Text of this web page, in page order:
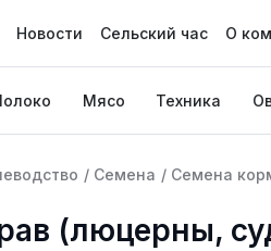
Новости Сельский час О
Мясо Техника
/ Семена / Семена
(люцерны,